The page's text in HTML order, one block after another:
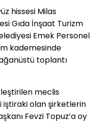
hissesi Milas
Gıda İnşaat Turizm
Emek Personel
kademesinde
toplantı
meclis
iştiraki olan şirketlerin
Fevzi Topuz’a oy